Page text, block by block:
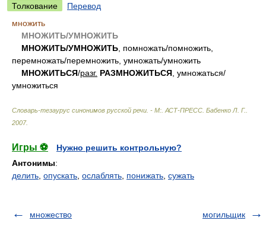
Толкование
Перевод
множить
МНОЖИТЬ/УМНОЖИТЬ
МНОЖИТЬ/УМНОЖИТЬ , помножать/помножить,
перемножать/перемножить, умножать/умножить
МНОЖИТЬСЯ/разг. РАЗМНОЖИТЬСЯ , умножаться/
умножиться
Словарь-тезаурус синонимов русской речи. - М:. АСТ-ПРЕСС Бабенко Л. Г.
2007.
Игры ⚽
Нужно решить контрольную?
Антонимы:
делить опускать ослаблять понижать сужать
множество могильщик